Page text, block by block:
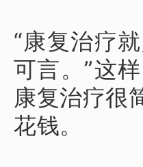
“康复治疗
可言。”这
康复治疗很
花钱。